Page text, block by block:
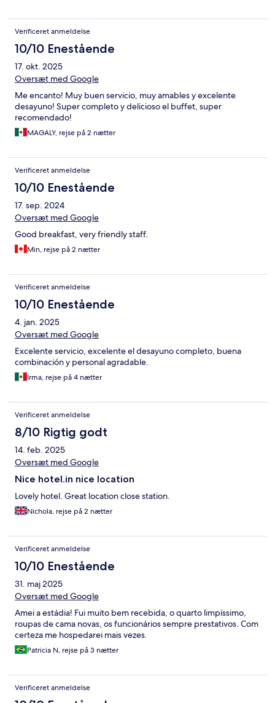
Verificeret anmeldelse
10/10 Enestående
17. okt. 2025
Oversæt med Google
Me encanto! Muy buen servicio, muy amables y excelente
desayuno! Super completo y delicioso el buffet, super
recomendado!
MAGALY, rejse på 2 nætter
Verificeret anmeldelse
10/10 Enestående
17. sep. 2024
Oversæt med Google
Good breakfast, very friendly staff.
Min, rejse på 2 nætter
Verificeret anmeldelse
10/10 Enestående
4. jan. 2025
Oversæt med Google
Excelente servicio, excelente el desayuno completo, buena
combinación y personal agradable.
Irma, rejse på 4 nætter
Verificeret anmeldelse
8/10 Rigtig godt
14. feb. 2025
Oversæt med Google
Nice hotel.in nice location
Lovely hotel. Great location close station.
Nichola, rejse på 2 nætter
Verificeret anmeldelse
10/10 Enestående
31. maj 2025
Oversæt med Google
Amei a estádia! Fui muito bem recebida, o quarto limpíssimo,
roupas de cama novas, os funcionários sempre prestativos. Com
certeza me hospedarei mais vezes.
Patricia N, rejse på 3 nætter
Verificeret anmeldelse